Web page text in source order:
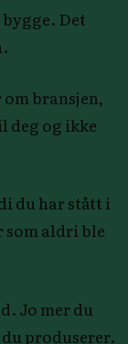
Det
om bransjen,
deg og ikke
du har stått i
som aldri ble
Jo mer du
produserer.